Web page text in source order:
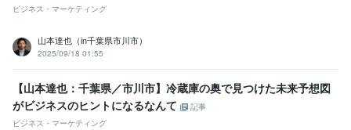
ビジネス・マーケティング
山本達也（in千葉県市川市）
2025/09/18 01:55
【山本達也：千葉県／市川市】冷蔵庫の奥で見つけた未来予想図
がビジネスのヒントになるなんて
記事
ビジネス・マーケティング